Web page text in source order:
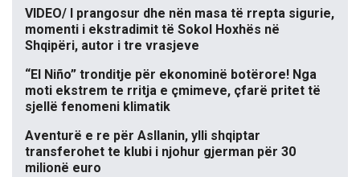
VIDEO/ I prangosur dhe nën masa të rrepta sigurie,
momenti i ekstradimit të Sokol Hoxhës në
Shqipëri, autor i tre vrasjeve
“El Niño” tronditje për ekonominë botërore! Nga
moti ekstrem te rritja e çmimeve, çfarë pritet të
sjellë fenomeni klimatik
Aventurë e re për Asllanin, ylli shqiptar
transferohet te klubi i njohur gjerman për 30
milionë euro